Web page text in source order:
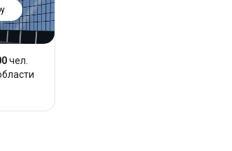
чел.